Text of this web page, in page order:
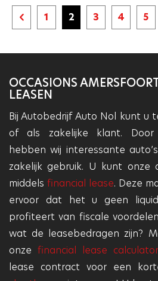
Vorige
1 2 3 4 5
OCCASIONS
LEASEN
Bij Autobedrijf Auto Nol kunt u
of als zakelijke klant.
hebben wij interessante
zakelijk gebruik. U kunt onze
middels financial lease. Deze
ervoor dat het u geen
profiteert van fiscale
wat de leasebedragen zijn?
onze financial lease calculator
lease contract voor een